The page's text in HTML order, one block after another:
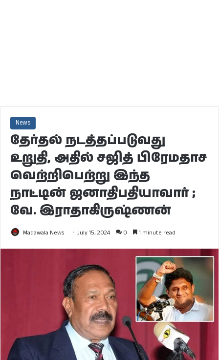
News
தேர்தல் நடத்தப்படுவது
உறுதி, அதில் சஜித் பிரேமதாச
வெற்றிபெற்று இந்த
நாட்டின் ஜனாதிபதியாவார் ;
வே. இராதாகிருஷ்ணன்
Madawala News July 15, 2024 0 1 minute read